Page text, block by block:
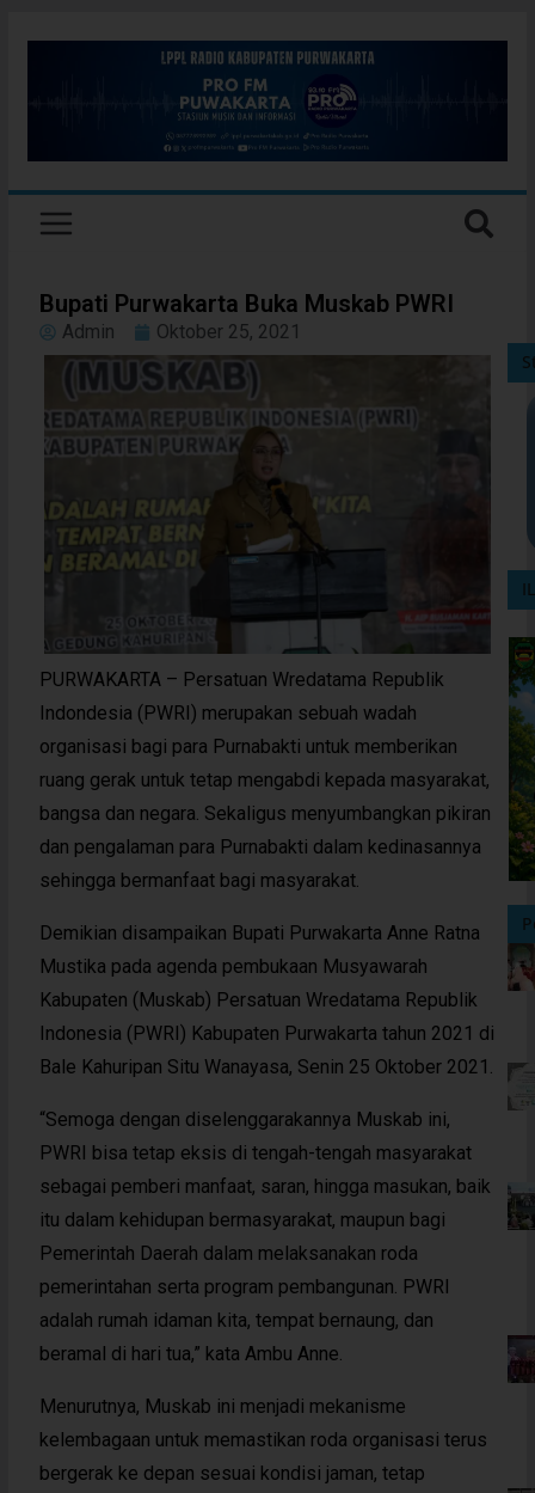
Bupati Purwakarta Buka Muskab PWRI
Admin Oktober 25, 2021
PURWAKARTA – Persatuan Wredatama Republik
Indondesia (PWRI) merupakan sebuah wadah
organisasi bagi para Purnabakti untuk memberikan
ruang gerak untuk tetap mengabdi kepada masyarakat,
bangsa dan negara. Sekaligus menyumbangkan pikiran
dan pengalaman para Purnabakti dalam kedinasannya
sehingga bermanfaat bagi masyarakat.
Demikian disampaikan Bupati Purwakarta Anne Ratna
Mustika pada agenda pembukaan Musyawarah
Kabupaten (Muskab) Persatuan Wredatama Republik
Indonesia (PWRI) Kabupaten Purwakarta tahun 2021 di
Bale Kahuripan Situ Wanayasa, Senin 25 Oktober 2021.
“Semoga dengan diselenggarakannya Muskab ini,
PWRI bisa tetap eksis di tengah-tengah masyarakat
sebagai pemberi manfaat, saran, hingga masukan, baik
itu dalam kehidupan bermasyarakat, maupun bagi
Pemerintah Daerah dalam melaksanakan roda
pemerintahan serta program pembangunan. PWRI
adalah rumah idaman kita, tempat bernaung, dan
beramal di hari tua,” kata Ambu Anne.
Menurutnya, Muskab ini menjadi mekanisme
kelembagaan untuk memastikan roda organisasi terus
bergerak ke depan sesuai kondisi jaman, tetap